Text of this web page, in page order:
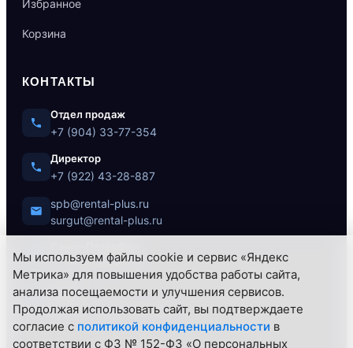
Избранное
Корзина
КОНТАКТЫ
Отдел продаж
+7 (904) 33-77-354
Директор
+7 (922) 43-28-887
spb@rental-plus.ru
surgut@rental-plus.ru
ул. Литовская, 10
Сургут
Нефтеюганское ш., 62/1
Мы используем файлы cookie и сервис «Яндекс
Метрика» для повышения удобства работы сайта,
анализа посещаемости и улучшения сервисов.
Продолжая использовать сайт, вы подтверждаете
согласие с политикой конфиденциальности в
соответствии с ФЗ № 152-ФЗ «О персональных